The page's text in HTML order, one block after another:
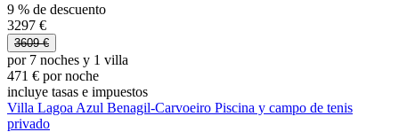
9 % de descuento
3297 €
3609 €
por 7 noches y 1 villa
471 € por noche
incluye tasas e impuestos
Villa Lagoa Azul Benagil-Carvoeiro Piscina y campo de tenis
privado